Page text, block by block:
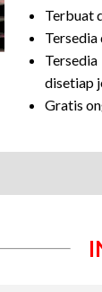
Terbuat
Tersedia
disetiap
Gratis